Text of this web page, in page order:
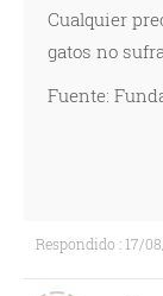
Cualquier
gatos no
Fuente:
Respondido : 17/